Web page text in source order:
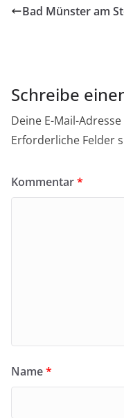
Bad Münster am
Schreibe
Deine E-Mail-
Erforderliche Felder
Kommentar*
Name*